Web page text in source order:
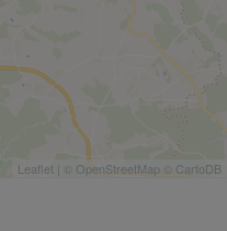
Leaflet | © OpenStreetMap © CartoDB